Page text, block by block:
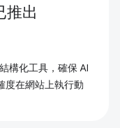
推出
構化工具，確保 AI
度在網站上執行動